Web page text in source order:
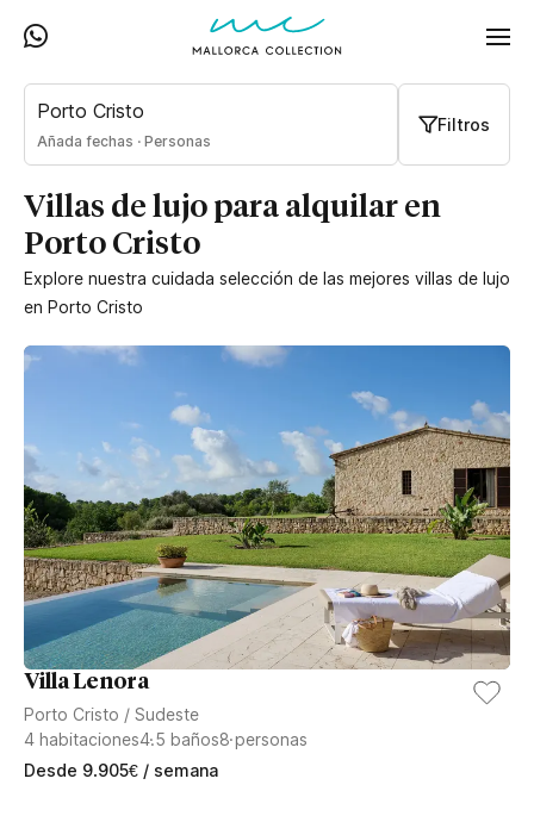
Porto Cristo
Añada fechas · Personas
Filtros
Villas de lujo para alquilar en
Porto Cristo
Explore nuestra cuidada selección de las mejores villas de lujo
en Porto Cristo
Villa Lenora
Porto Cristo / Sudeste
4 habitaciones4.5 baños8personas
Desde 9.905€ / semana